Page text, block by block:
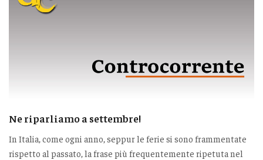
Ne riparliamo a settembre!
In Italia, come ogni anno, seppur le ferie si sono frammentate
rispetto al passato, la frase più frequentemente ripetuta nel